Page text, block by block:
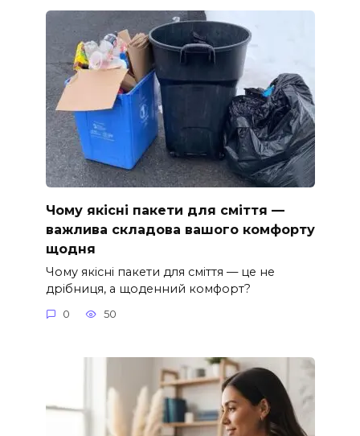
Чому якісні пакети для сміття —
важлива складова вашого комфорту
щодня
Чому якісні пакети для сміття — це не
дрібниця, а щоденний комфорт?
0 50